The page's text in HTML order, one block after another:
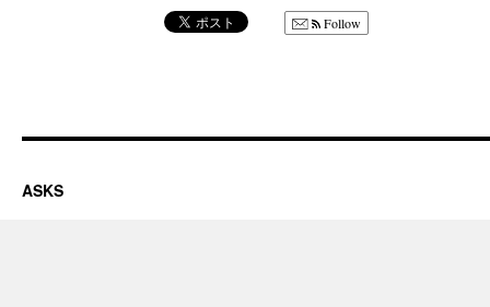
Follow
ASKS